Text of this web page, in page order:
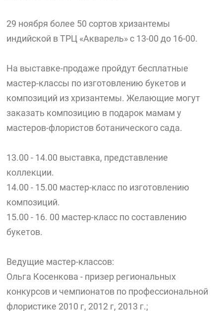
29 ноября более 50 сортов хризантемы
индийской в ТРЦ «Акварель» с 13-00 до 16-00.
На выставке-продаже пройдут бесплатные
мастер-классы по изготовлению букетов и
композиций из хризантемы. Желающие могут
заказать композицию в подарок мамам у
мастеров-флористов ботанического сада.
13.00 - 14.00 выставка, представление
коллекции.
14.00 - 15.00 мастер-класс по изготовлению
композиций.
15.00 - 16. 00 мастер-класс по составлению
букетов.
Ведущие мастер-классов:
Ольга Косенкова - призер региональных
конкурсов и чемпионатов по профессиональной
флористике 2010 г, 2012 г, 2013 г.;